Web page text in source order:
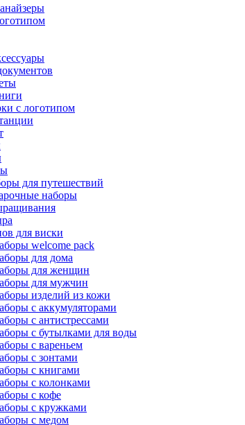
с логотипом
для путешествий
наборы
для виски
welcome pack
для дома
для женщин
для мужчин
изделий из кожи
с аккумуляторами
с антистрессами
с бутылками для воды
с вареньем
с зонтами
с книгами
с колонками
с кофе
с кружками
с медом